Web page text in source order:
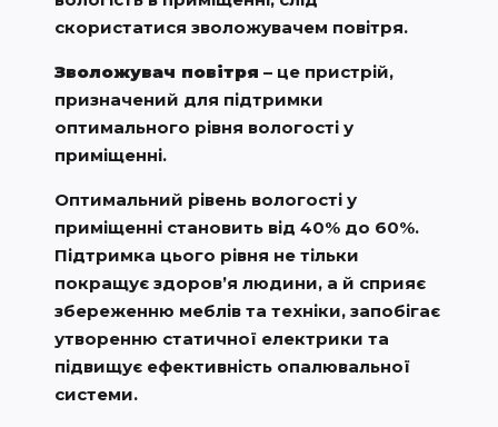
скористатися зволожувачем повітря.
Зволожувач повітря – це пристрій,
призначений для підтримки
оптимального рівня вологості у
приміщенні.
Оптимальний рівень вологості у
приміщенні становить від 40% до 60%.
Підтримка цього рівня не тільки
покращує здоров’я людини, а й сприяє
збереженню меблів та техніки, запобігає
утворенню статичної електрики та
підвищує ефективність опалювальної
системи.